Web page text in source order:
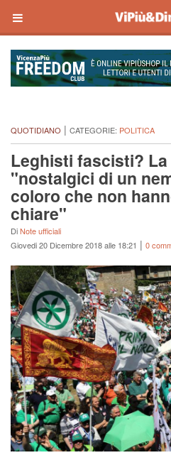
QUOTIDIANO | CATEGORIE: POLITICA
Leghisti fascisti?
"nostalgici di un
coloro che non
chiare"
DiNote ufficiali
Giovedi 20 Dicembre 2018 alle 18:21 | 0